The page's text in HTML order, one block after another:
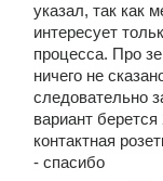
указал, так как
интересует
процесса. Про
ничего не
следовательно
вариант берется
контактная
- спасибо